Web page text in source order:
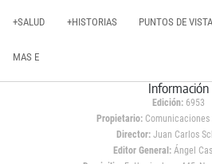
+SALUD +HISTORIAS PUNTOS DE VISTA
MAS E
Información
Edición: 6953
Propietario:Comunicaciones
Director: Juan Carlos
Editor General:Ángel